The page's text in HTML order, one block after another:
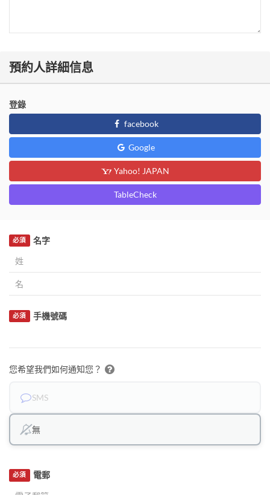
預約人詳細信息
登錄
facebook
Google
Yahoo! JAPAN
TableCheck
名字
必須
手機號碼
必須
您希望我們如何通知您？
SMS
無
電郵
必須